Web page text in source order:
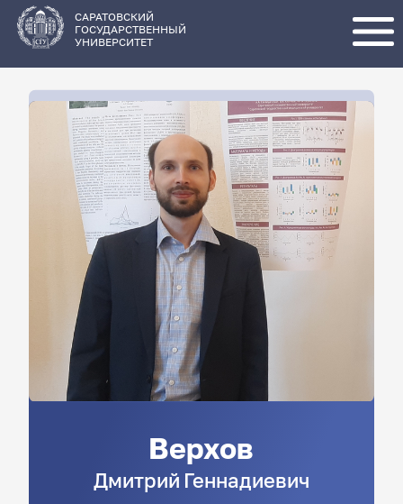
основному
содержанию
САРАТОВСКИЙ
ГОСУДАРСТВЕННЫЙ
УНИВЕРСИТЕТ
Верхов
Дмитрий Геннадиевич